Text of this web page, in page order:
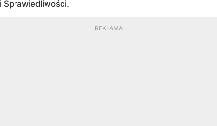
i Sprawiedliwości.